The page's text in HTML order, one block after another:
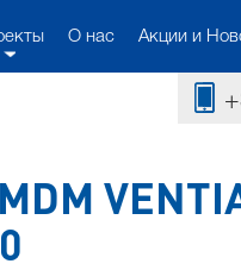
О нас Акции и
VENTIA